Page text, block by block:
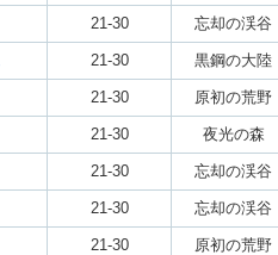
21-30 忘却の渓谷
21-30 黒鋼の大陸
21-30 原初の荒野
21-30 夜光の森
21-30 忘却の渓谷
21-30 忘却の渓谷
21-30 原初の荒野